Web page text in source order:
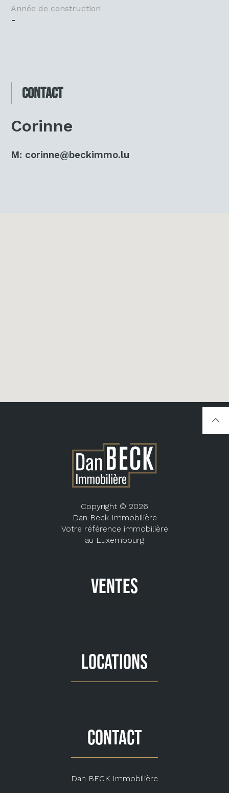
Année de construction
-
Contact
Corinne
M: corinne@beckimmo.lu
Copyright © 2026
Dan Beck Immobilière
Votre référence immobilière
au Luxembourg
VENTES
LOCATIONS
CONTACT
Dan BECK Immobilière